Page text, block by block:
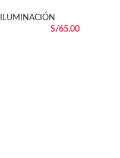
ILUMINACIÓN
S/65.00